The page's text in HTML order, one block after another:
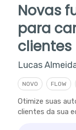
Novas
para
clientes
Lucas
NOVO FLOW
Otimize suas
clientes da sua